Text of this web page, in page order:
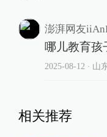
澎湃网友
哪儿教育孩
2025-08-12 ∙ 山
相关推荐